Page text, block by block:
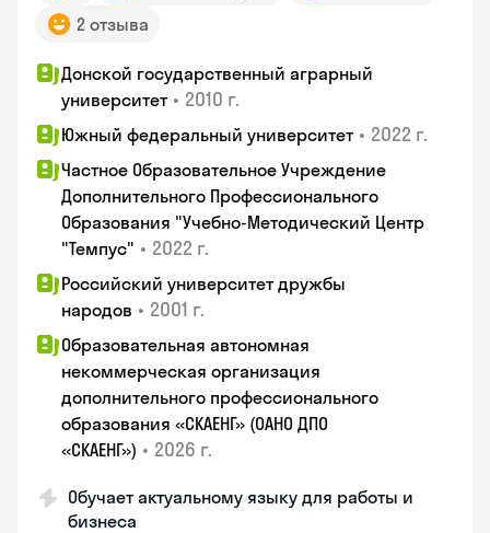
2 отзыва
Донской государственный аграрный
университет • 2010 г.
Южный федеральный университет • 2022 г.
Частное Образовательное Учреждение
Дополнительного Профессионального
Образования "Учебно-Методический Центр
"Темпус" • 2022 г.
Российский университет дружбы
народов • 2001 г.
Образовательная автономная
некоммерческая организация
дополнительного профессионального
образования «СКАЕНГ» (ОАНО ДПО
«СКАЕНГ») • 2026 г.
Обучает актуальному языку для работы и
бизнеса